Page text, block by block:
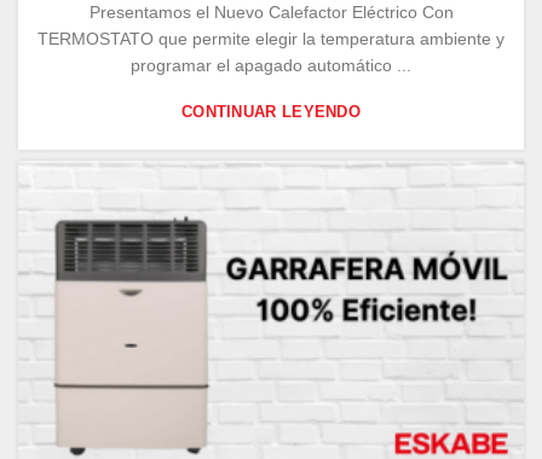
Presentamos el Nuevo Calefactor Eléctrico Con
TERMOSTATO que permite elegir la temperatura ambiente y
programar el apagado automático ...
CONTINUAR LEYENDO